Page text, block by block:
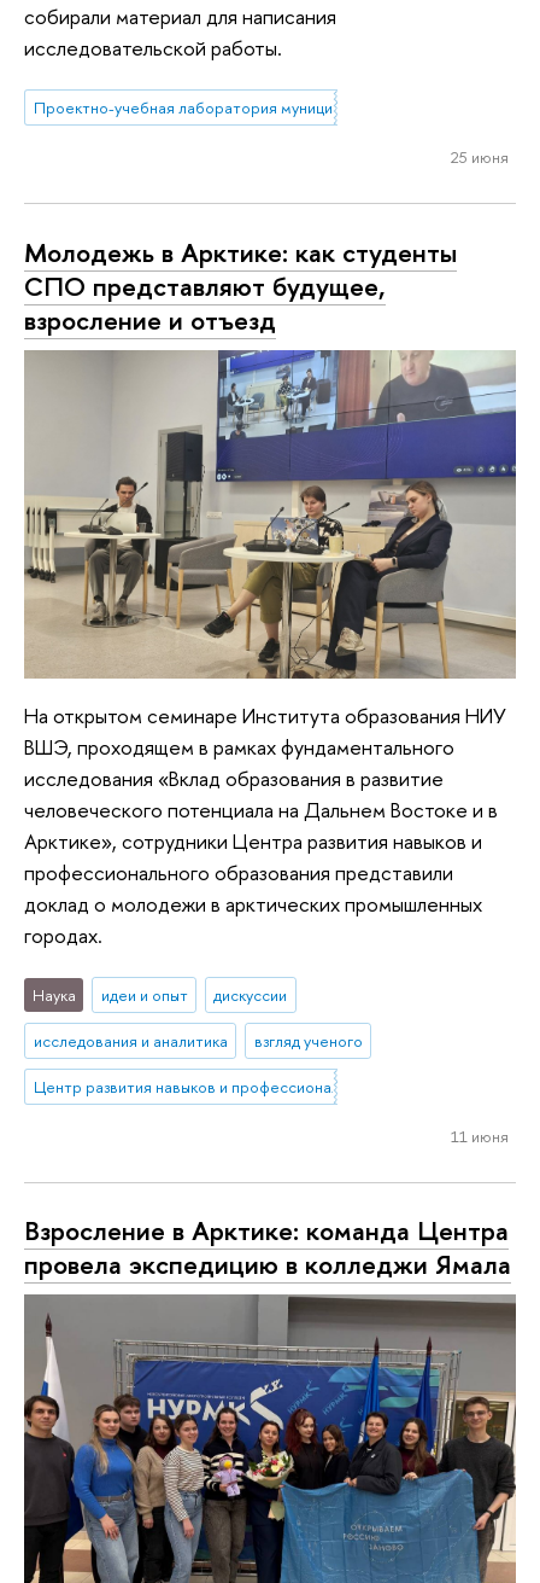
собирали материал для написания
исследовательской работы.
Проектно-учебная лаборатория муниципального управления
25 июня
Молодежь в Арктике: как студенты
СПО представляют будущее,
взросление и отъезд
На открытом семинаре Института образования НИУ
ВШЭ, проходящем в рамках фундаментального
исследования «Вклад образования в развитие
человеческого потенциала на Дальнем Востоке и в
Арктике», сотрудники Центра развития навыков и
профессионального образования представили
доклад о молодежи в арктических промышленных
городах.
Наука идеи и опыт дискуссии
исследования и аналитика взгляд ученого
Центр развития навыков и профессионального образования
11 июня
Взросление в Арктике: команда Центра
провела экспедицию в колледжи Ямала